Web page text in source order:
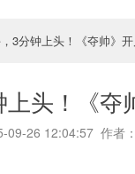
3分钟上头！《夺帅》
头！《
09-26 12:04:57 作者